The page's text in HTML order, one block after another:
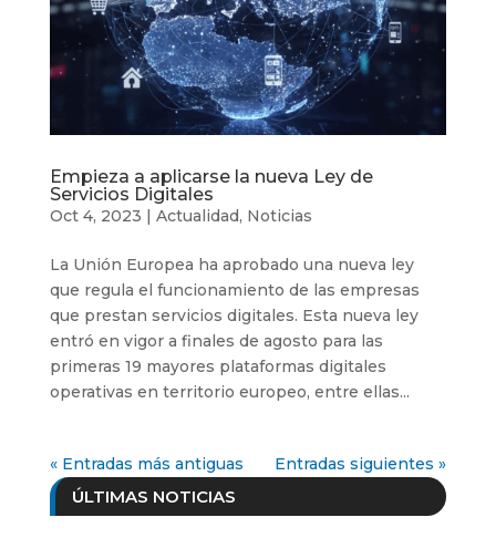
Empieza a aplicarse la nueva Ley de
Servicios Digitales
Oct 4, 2023 | Actualidad, Noticias
La Unión Europea ha aprobado una nueva ley
que regula el funcionamiento de las empresas
que prestan servicios digitales. Esta nueva ley
entró en vigor a finales de agosto para las
primeras 19 mayores plataformas digitales
operativas en territorio europeo, entre ellas...
« Entradas más antiguas Entradas siguientes »
ÚLTIMAS NOTICIAS